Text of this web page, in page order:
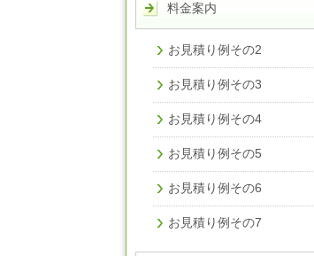
料金案内
お見積り例その2
お見積り例その3
お見積り例その4
お見積り例その5
お見積り例その6
お見積り例その7